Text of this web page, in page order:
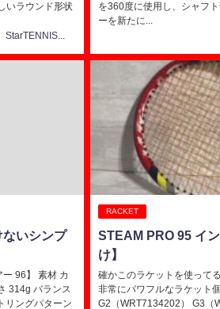
いラウンド形状
を360度に使用し、シャフ
ーを新たに...
ないシンプ
96】 素材 カ
314g バランス
リングパターン
RACKET
STEAM PRO 95 イ
け】
確かこのラケットを使って
非常にパワフルなラケット
G2（WRT7134202） G3（